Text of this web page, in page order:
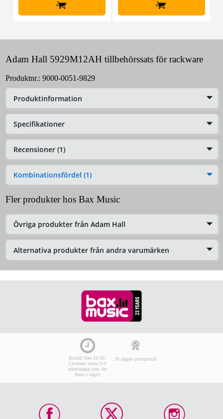
+ +
Adam Hall 5929M12AH tillbehörssats för rackware
Produktnr.: 9000-0051-9829
Produktinformation
Specifikationer
Recensioner (1)
Kombinationsfördel (1)
Fler produkter hos Bax Music
Övriga produkter från Adam Hall
Alternativa produkter från andra varumärken
Beställ före 16:00:
Leverans inom 3-4
arbetsdagar (om det
finns i lager)
30 dagars provperiod